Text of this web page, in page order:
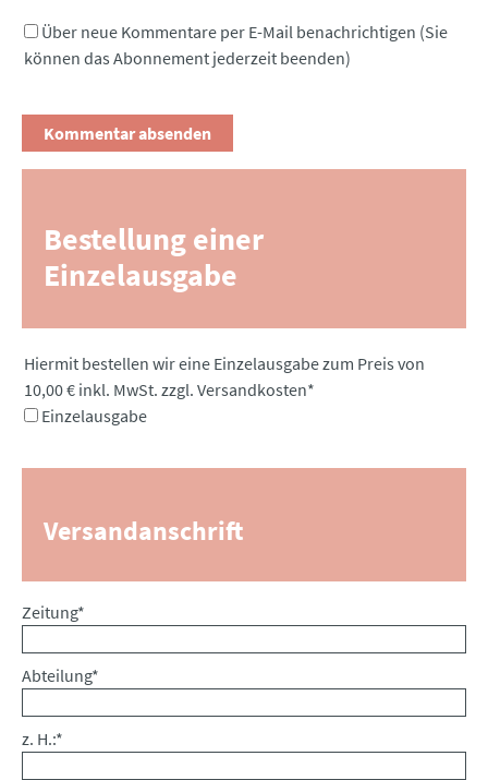
Über neue Kommentare per E-Mail benachrichtigen (Sie
können das Abonnement jederzeit beenden)
Bestellung einer
Einzelausgabe
Pflichtfeld
Hiermit bestellen wir eine Einzelausgabe zum Preis von
10,00 € inkl. MwSt. zzgl. Versandkosten*
Einzelausgabe
Versandanschrift
Pflichtfeld
Zeitung*
Pflichtfeld
Abteilung*
Pflichtfeld
z. H.:*